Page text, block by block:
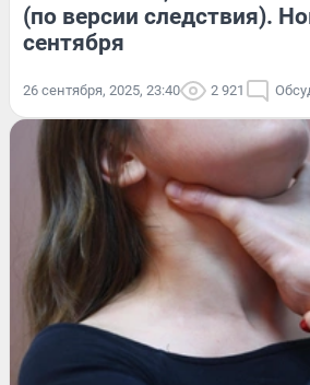
(по версии следствия).
сентября
26 сентября, 2025, 23:40 2 921